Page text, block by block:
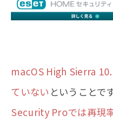
macOS High Sierra
ていない ということで
Security Proでは再現